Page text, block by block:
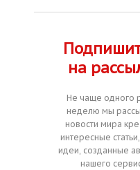
на
Не чаще одного
неделю мы
новости мира
интересные
идеи, созданные
нашего